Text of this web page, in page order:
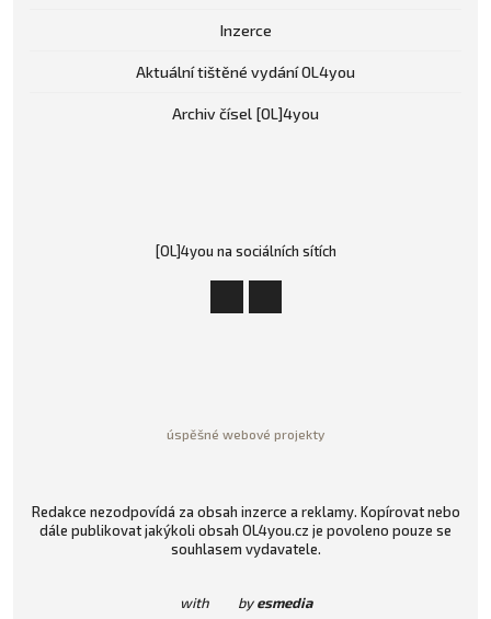
Inzerce
Aktuální tištěné vydání OL4you
Archiv čísel [OL]4you
[OL]4you na sociálních sítích
úspěšné webové projekty
Redakce nezodpovídá za obsah inzerce a reklamy. Kopírovat nebo
dále publikovat jakýkoli obsah OL4you.cz je povoleno pouze se
souhlasem vydavatele.
with byesmedia